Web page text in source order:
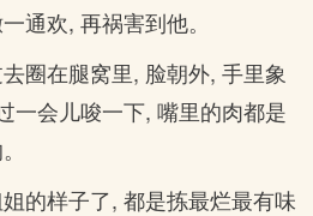
通欢, 再祸害到他。
圈在腿窝里, 脸朝外, 手里象
一会儿唆一下, 嘴里的肉都是
的样子了, 都是拣最烂最有味